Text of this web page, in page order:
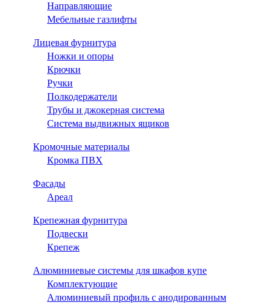
Направляющие
Мебельные газлифты
Лицевая фурнитура
Ножки и опоры
Крючки
Ручки
Полкодержатели
Трубы и джокерная система
Система выдвижных ящиков
Кромочные материалы
Кромка ПВХ
Фасады
Ареал
Крепежная фурнитура
Подвески
Крепеж
Алюминиевые системы для шкафов купе
Комплектующие
Алюминиевый профиль с анодированным